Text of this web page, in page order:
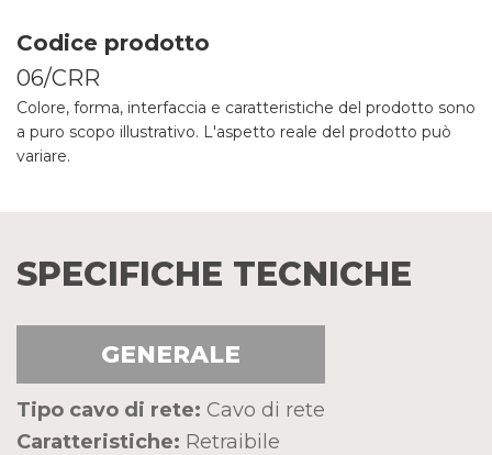
Codice prodotto
06/CRR
Colore, forma, interfaccia e caratteristiche del prodotto sono
a puro scopo illustrativo. L'aspetto reale del prodotto può
variare.
SPECIFICHE TECNICHE
GENERALE
Tipo cavo di rete: Cavo di rete
Caratteristiche: Retraibile